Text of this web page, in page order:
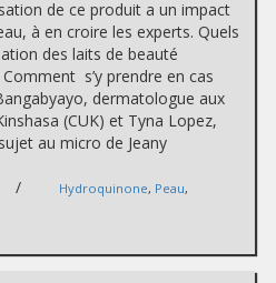
de ce produit a un impact
à en croire les experts. Quels
des laits de beauté
s’y prendre en cas
dermatologue aux
(CUK) et Tyna Lopez,
au micro de Jeany
/ Hydroquinone, Peau,